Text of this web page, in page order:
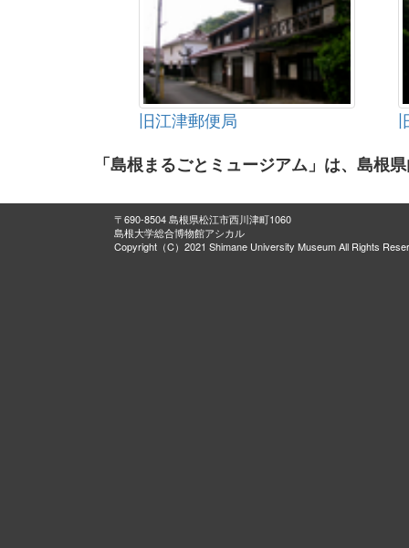
旧江津郵便局
「島根まるごとミュージアム」は、島根
〒690-8504 島根県松江市西川津町1060
島根大学総合博物館アシカル
Copyright（C）2021 Shimane University Museum All Rights